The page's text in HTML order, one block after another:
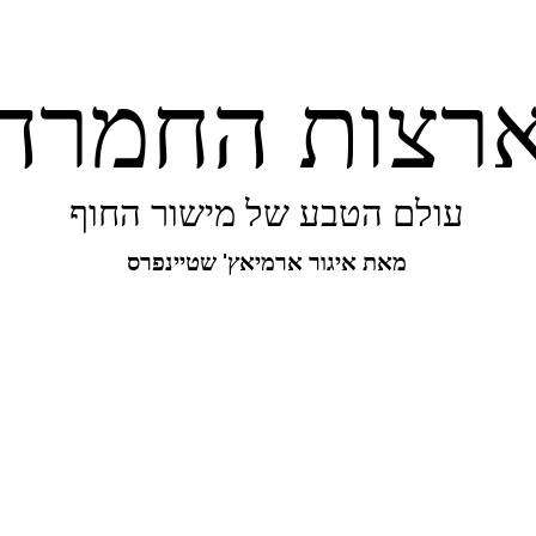
עולם הטבע של מישור החוף
מאת איגור ארמיאץ' שטיינפרס